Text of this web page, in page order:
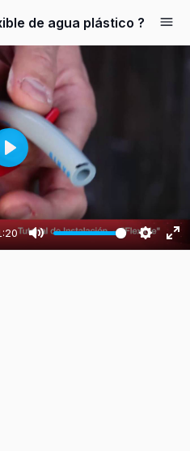
de agua plástico ?
Mute
Play